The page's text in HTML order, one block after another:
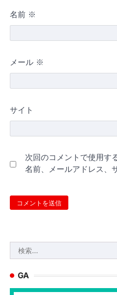
名前 ※
メール ※
サイト
次回のコメントで使用す
名前、メールアドレス、
索:
GA